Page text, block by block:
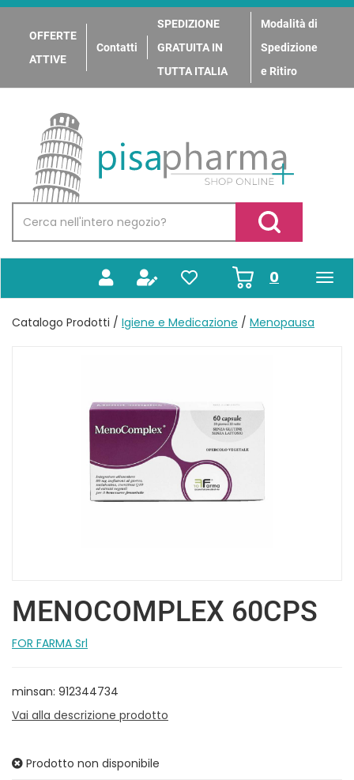
Passa
contenuto
principale
OFFERTE
ATTIVE
Contatti
SPEDIZIONE
GRATUITA IN
TUTTA ITALIA
Modalità di
Spedizione
e Ritiro
PisaPharma
Prodotto
Cerca Prodotto
0prodotti
inseriti
Catalogo Prodotti / Igiene e Medicazione / Menopausa
MENOCOMPLEX 60CPS
FOR FARMA Srl
minsan: 912344734
Vai alla descrizione prodotto
Prodotto non disponibile